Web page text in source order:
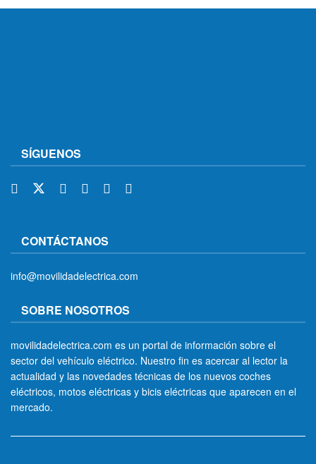
SÍGUENOS
CONTÁCTANOS
info@movilidadelectrica.com
SOBRE NOSOTROS
movilidadelectrica.com es un portal de información sobre el
sector del vehículo eléctrico. Nuestro fin es acercar al lector la
actualidad y las novedades técnicas de los nuevos coches
eléctricos, motos eléctricas y bicis eléctricas que aparecen en el
mercado.